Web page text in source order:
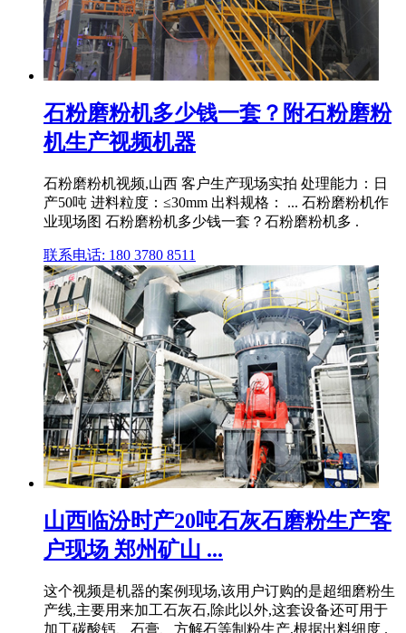
石粉磨粉机多少钱一套？附石粉磨粉
机生产视频机器
石粉磨粉机视频,山西 客户生产现场实拍 处理能力：日
产50吨 进料粒度：≤30mm 出料规格： ... 石粉磨粉机作
业现场图 石粉磨粉机多少钱一套？石粉磨粉机多 .
联系电话: 180 3780 8511
山西临汾时产20吨石灰石磨粉生产客
户现场 郑州矿山 ...
这个视频是机器的案例现场,该用户订购的是超细磨粉生
产线,主要用来加工石灰石,除此以外,这套设备还可用于
加工碳酸钙、石膏、方解石等制粉生产,根据出料细度 .